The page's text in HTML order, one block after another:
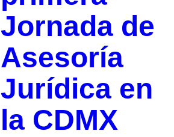
Jornada de
Asesoría
Jurídica en
la CDMX